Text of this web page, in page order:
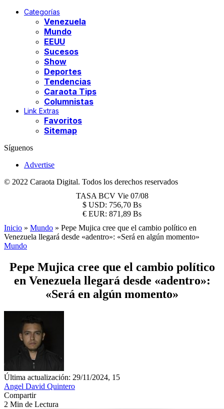
Categorías
Venezuela
Mundo
EEUU
Sucesos
Show
Deportes
Tendencias
Caraota Tips
Columnistas
Link Extras
Favoritos
Sitemap
Síguenos
Advertise
© 2022 Caraota Digital. Todos los derechos reservados
TASA BCV Vie 07/08
$ USD: 756,70 Bs
€ EUR: 871,89 Bs
Inicio » Mundo » Pepe Mujica cree que el cambio político en
Venezuela llegará desde «adentro»: «Será en algún momento»
Mundo
Pepe Mujica cree que el cambio político
en Venezuela llegará desde «adentro»:
«Será en algún momento»
Última actualización: 29/11/2024, 15
Angel David Quintero
Compartir
2 Min de Lectura